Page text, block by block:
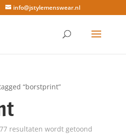
info@jstylemenswear.nl
“borstprint”
resultaten wordt getoond